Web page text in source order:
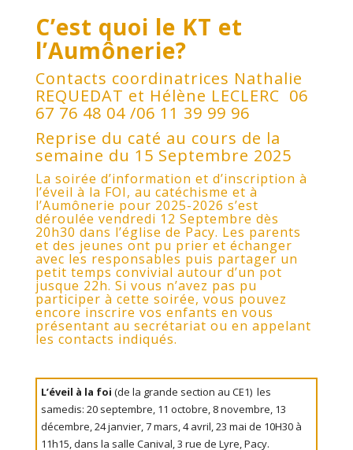
C’est quoi le KT et
l’Aumônerie?
Contacts coordinatrices Nathalie
REQUEDAT et Hélène LECLERC 06
67 76 48 04 /06 11 39 99 96
Reprise du caté au cours de la
semaine du 15 Septembre 2025
La soirée d’information et d’inscription à
l’éveil à la FOI, au catéchisme et à
l’Aumônerie pour 2025-2026 s’est
déroulée vendredi 12 Septembre dès
20h30 dans l’église de Pacy. Les parents
et des jeunes ont pu prier et échanger
avec les responsables puis partager un
petit temps convivial autour d’un pot
jusque 22h. Si vous n’avez pas pu
participer à cette soirée, vous pouvez
encore inscrire vos enfants en vous
présentant au secrétariat ou en appelant
les contacts indiqués.
L’éveil à la foi (de la grande section au CE1) les
samedis: 20 septembre, 11 octobre, 8 novembre, 13
décembre, 24 janvier, 7 mars, 4 avril, 23 mai de 10H30 à
11h15, dans la salle Canival, 3 rue de Lyre, Pacy.